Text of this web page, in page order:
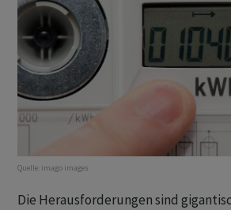
Quelle: imago images
Die Herausforderungen sind